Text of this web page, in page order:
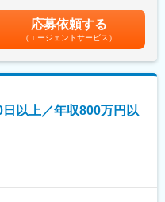
立以来、変革を続け環境変化に
国有数の規模のケアミックス病
提供しています。
月分■昇給：あり※※前年度実
賃金はあくまでも目安の金額で
性があります。月給(月額)は固定
応募依頼する
（エージェントサービス）
以上／年収800万円以